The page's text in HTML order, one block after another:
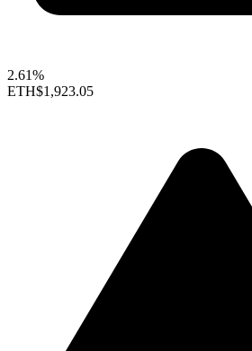
2.61%
ETH$1,923.05